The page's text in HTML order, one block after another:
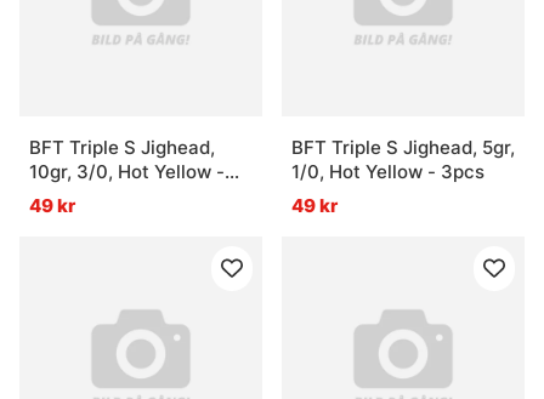
BFT Triple S Jighead,
10gr, 3/0, Hot Yellow -
3pcs
49 kr
BFT Triple S Jighead, 5gr,
1/0, Hot Yellow - 3pcs
49 kr